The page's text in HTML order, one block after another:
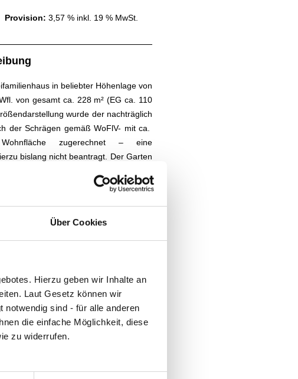
Über Cookies
Hierzu geben wir Inhalte an
Laut Gesetz können wir
notwendig sind - für alle anderen
die einfache Möglichkeit, diese
zu widerrufen.
Provision: 3,57 % inkl. 19 % MwSt.
in beliebter Höhenlage von
von gesamt ca. 228 m² (EG ca. 110
wurde der nachträglich
der Schrägen gemäß WoFlV- mit ca.
zugerechnet – eine
bislang nicht beantragt. Der Garten
Grundstück, wäre hier idealerweise
versehen. Ein Teil des
und Wärmepumpe
01.09.2026 frei. Die Maisonett-
Übergang ebenfalls unbewohnt